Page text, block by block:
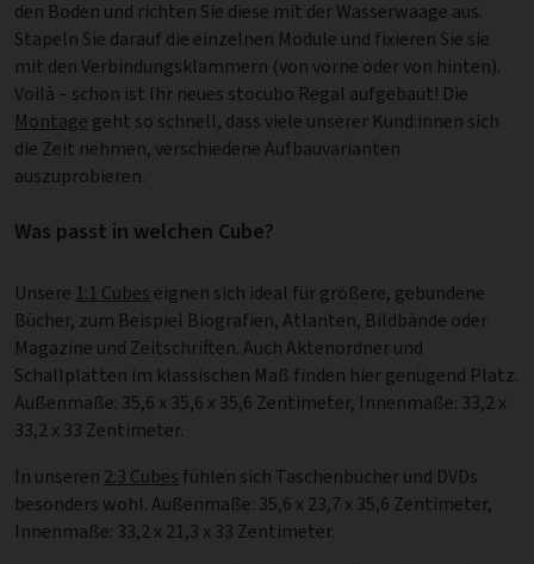
den Boden und richten Sie diese mit der Wasserwaage aus.
Stapeln Sie darauf die einzelnen Module und fixieren Sie sie
mit den Verbindungsklammern (von vorne oder von hinten).
Voilà – schon ist Ihr neues stocubo Regal aufgebaut! Die
Montage geht so schnell, dass viele unserer Kund:innen sich
die Zeit nehmen, verschiedene Aufbauvarianten
auszuprobieren.
Was passt in welchen Cube?
Unsere 1:1 Cubeseignen sich ideal für größere, gebundene
Bücher, zum Beispiel Biografien, Atlanten, Bildbände oder
Magazine und Zeitschriften. Auch Aktenordner und
Schallplatten im klassischen Maß finden hier genügend Platz.
Außenmaße: 35,6 x 35,6 x 35,6 Zentimeter, Innenmaße: 33,2 x
33,2 x 33 Zentimeter.
In unseren 2:3 Cubes fühlen sich Taschenbücher und DVDs
besonders wohl. Außenmaße: 35,6 x 23,7 x 35,6 Zentimeter,
Innenmaße: 33,2 x 21,3 x 33 Zentimeter.